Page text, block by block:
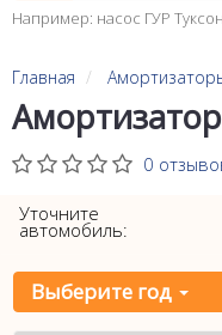
Например: насос ГУР
Главная
0
Уточните
автомобиль:
Выберите год